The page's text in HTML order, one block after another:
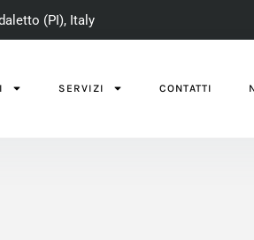
(PI), Italy
SERVIZI CONTATTI